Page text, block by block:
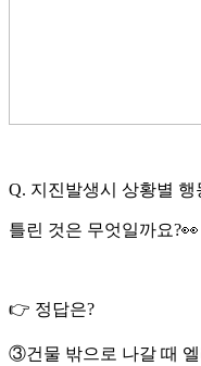
Q. 지진발생시 상황별 행
틀린 것은 무엇일까요?👀
👉 정답은?
③건물 밖으로 나갈 때 엘